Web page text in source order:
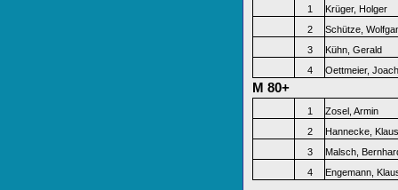
1
Krüger, Holger
2
Schütze,
3
Kühn, Gerald
4
Oettmeier,
M 80+
1
Zosel, Armin
2
Hannecke, Klaus
3
Malsch,
4
Engemann,